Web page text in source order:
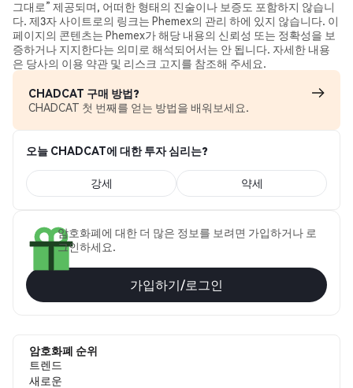
그대로” 제공되며, 어떠한 형태의 진술이나 보증도 포함하지 않습니
다. 제3자 사이트로의 링크는 Phemex의 관리 하에 있지 않습니다. 이
페이지의 콘텐츠는 Phemex가 해당 내용의 신뢰성 또는 정확성을 보
증하거나 지지한다는 의미로 해석되어서는 안 됩니다. 자세한 내용
은 당사의 이용 약관 및 리스크 고지를 참조해 주세요.
CHADCAT 구매 방법?
CHADCAT 첫 번째를 얻는 방법을 배워보세요.
오늘 CHADCAT에 대한 투자 심리는?
강세 약세
암호화폐에 대한 더 많은 정보를 보려면 가입하거나 로
그인하세요.
가입하기/로그인
암호화폐 순위
트렌드
새로운